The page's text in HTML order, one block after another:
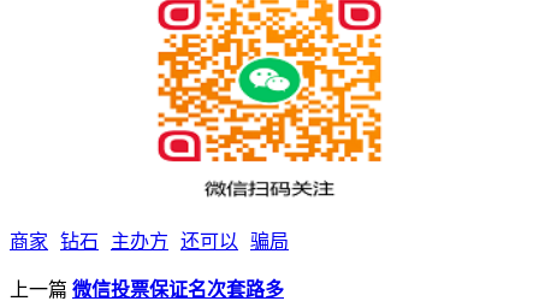
商家 钻石 主办方 还可以 骗局
上一篇 微信投票保证名次套路多